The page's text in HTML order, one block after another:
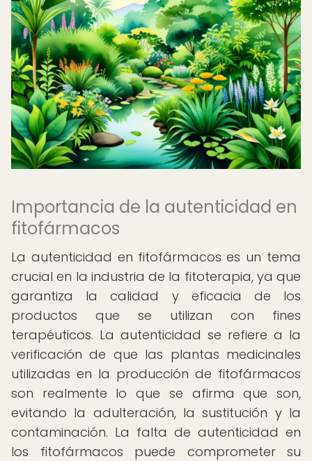
Importancia de la autenticidad en
fitofármacos
La autenticidad en fitofármacos es un tema
crucial en la industria de la fitoterapia, ya que
garantiza la calidad y eficacia de los
productos que se utilizan con fines
terapéuticos. La autenticidad se refiere a la
verificación de que las plantas medicinales
utilizadas en la producción de fitofármacos
son realmente lo que se afirma que son,
evitando la adulteración, la sustitución y la
contaminación. La falta de autenticidad en
los fitofármacos puede comprometer su